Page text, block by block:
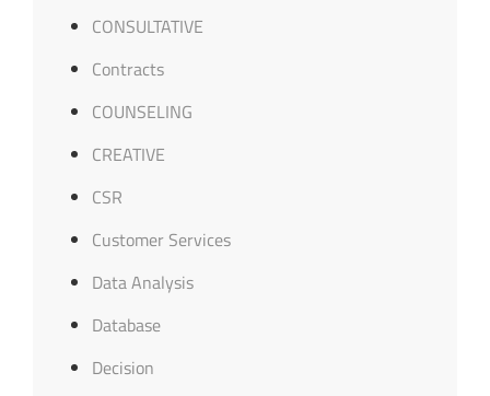
CONSULTATIVE
Contracts
COUNSELING
CREATIVE
CSR
Customer Services
Data Analysis
Database
Decision